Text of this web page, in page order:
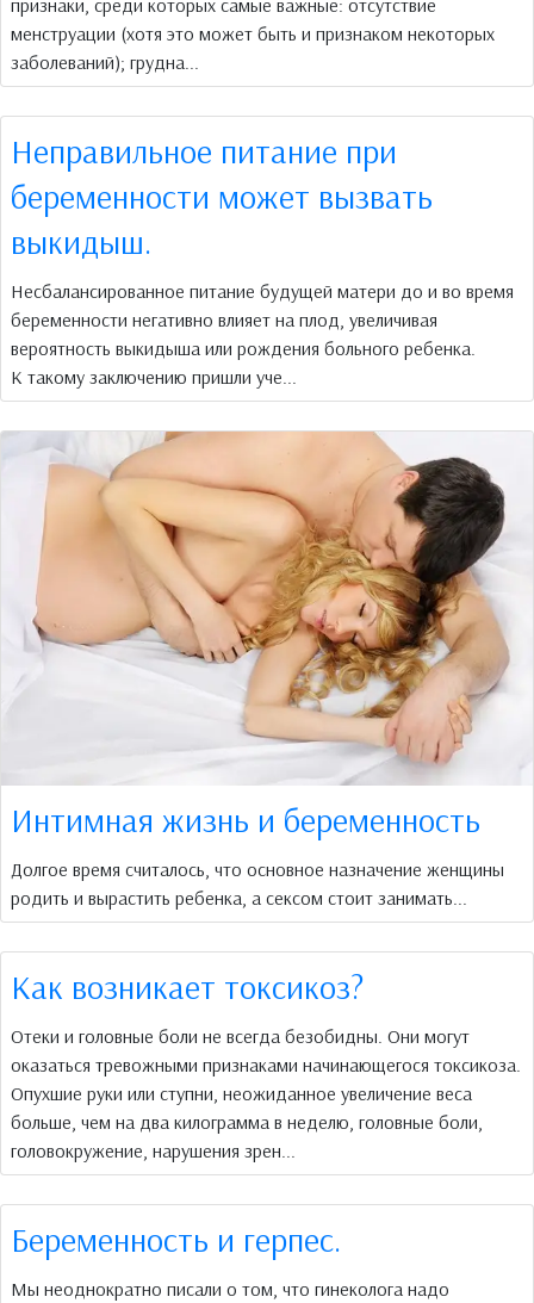
признаки, среди которых самые важные: отсутствие
менструации (хотя это может быть и признаком некоторых
заболеваний); грудна...
Неправильное питание при
беременности может вызвать
выкидыш.
Несбалансированное питание будущей матери до и во время
беременности негативно влияет на плод, увеличивая
вероятность выкидыша или рождения больного ребенка.
К такому заключению пришли уче...
Интимная жизнь и беременность
Долгое время считалось, что основное назначение женщины
родить и вырастить ребенка, а сексом стоит занимать...
Как возникает токсикоз?
Отеки и головные боли не всегда безобидны. Они могут
оказаться тревожными признаками начинающегося токсикоза.
Oпухшие руки или ступни, неожиданное увеличение веса
больше, чем на два килограмма в неделю, головные боли,
головокружение, нарушения зрен...
Беременность и герпес.
Мы неоднократно писали о том, что гинеколога надо